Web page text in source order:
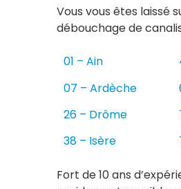
Vous vous êtes laissé
débouchage de
01 – Ain
07 – Ardèche
26 – Drôme
38 – Isère
Fort de 10 ans